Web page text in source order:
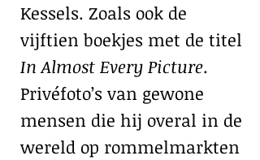
Kessels. Zoals ook de
vijftien boekjes met de titel
In Almost Every Picture.
Privéfoto’s van gewone
mensen die hij overal in de
wereld op rommelmarkten